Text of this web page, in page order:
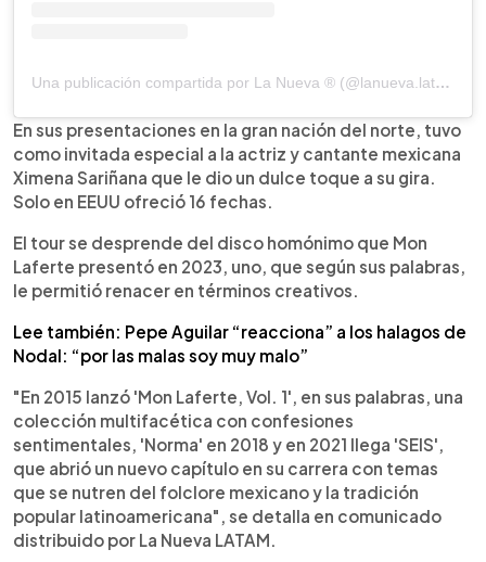
Una publicación compartida por La Nueva ® (@lanueva.latam)
En sus presentaciones en la gran nación del norte, tuvo
como invitada especial a la actriz y cantante mexicana
Ximena Sariñana que le dio un dulce toque a su gira.
Solo en EEUU ofreció 16 fechas.
El tour se desprende del disco homónimo que Mon
Laferte presentó en 2023, uno, que según sus palabras,
le permitió renacer en términos creativos.
Lee también: Pepe Aguilar “reacciona” a los halagos de
Nodal: “por las malas soy muy malo”
"En 2015 lanzó 'Mon Laferte, Vol. 1', en sus palabras, una
colección multifacética con confesiones
sentimentales, 'Norma' en 2018 y en 2021 llega 'SEIS',
que abrió un nuevo capítulo en su carrera con temas
que se nutren del folclore mexicano y la tradición
popular latinoamericana", se detalla en comunicado
distribuido por La Nueva LATAM.